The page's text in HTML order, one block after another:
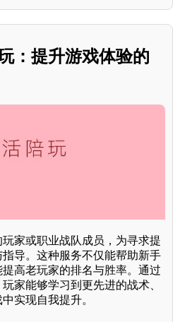
：提升游戏体验的
家或职业战队成员，为寻求提
导。这种服务不仅能帮助新手
高老玩家的排名与胜率。通过
家能够学习到更先进的战术、
实现自我提升。